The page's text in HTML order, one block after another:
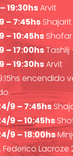
19:30hsArvit
– 7:45hsShajarit
– 10:45hsShofar
– 17:00hsTashlij
– 19:30hsArvit
encendido
9 – 7:45hs
9 – 10:45hs
9 – 18:00hs
Lacroze